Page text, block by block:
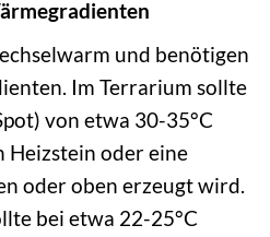
und benötigen
Im Terrarium sollte
von etwa 30-35°C
Heizstein oder eine
oder oben erzeugt wird.
bei etwa 22-25°C